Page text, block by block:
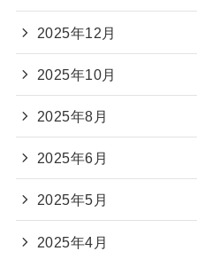
2025年12月
2025年10月
2025年8月
2025年6月
2025年5月
2025年4月